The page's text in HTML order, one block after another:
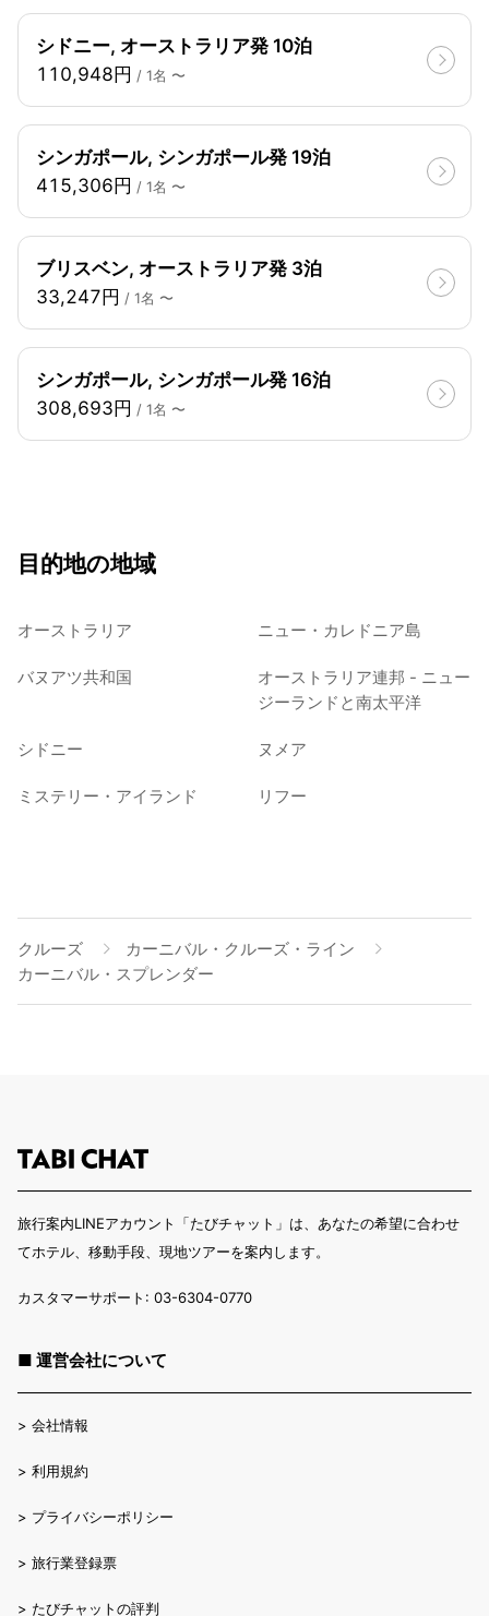
シドニー, オーストラリア発 10泊
110,948円 / 1名 〜
シンガポール, シンガポール発 19泊
415,306円 / 1名 〜
ブリスベン, オーストラリア発 3泊
33,247円 / 1名 〜
シンガポール, シンガポール発 16泊
308,693円 / 1名 〜
目的地の地域
オーストラリア ニュー・カレドニア島
バヌアツ共和国
オーストラリア連邦 - ニュー
ジーランドと南太平洋
シドニー ヌメア
ミステリー・アイランド リフー
クルーズ
カーニバル・クルーズ・ライン
カーニバル・スプレンダー
旅行案内LINEアカウント「たびチャット」は、あなたの希望に合わせ
てホテル、移動手段、現地ツアーを案内します。
カスタマーサポート: 03-6304-0770
■ 運営会社について
> 会社情報
> 利用規約
> プライバシーポリシー
> 旅行業登録票
> たびチャットの評判